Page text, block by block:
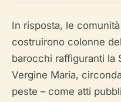
In risposta, le
costruirono colonne
barocchi raffiguranti la
Vergine Maria,
peste – come atti